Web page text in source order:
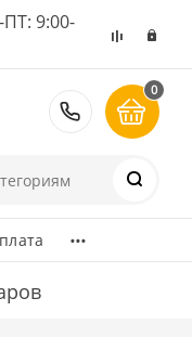
9:00-
8 (495)
0
...